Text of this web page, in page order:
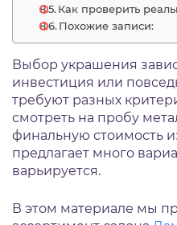
Как проверить
Похожие записи:
Выбор украшения
инвестиция или
требуют разных
смотреть на пробу
финальную стоимость
предлагает много
варьируется.
В этом материале мы